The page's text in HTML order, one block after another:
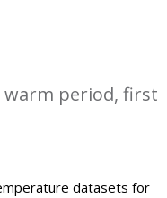
warm period, first
datasets for